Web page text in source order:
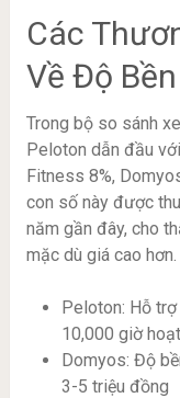
Các
Về Độ Bền
Trong bộ so sánh
Peloton dẫn đầu
Fitness 8%,
con số này được
năm gần đây, cho
mặc dù giá cao hơn.
Peloton: Hỗ
10,000 giờ
Domyos: Độ
3-5 triệu đồng